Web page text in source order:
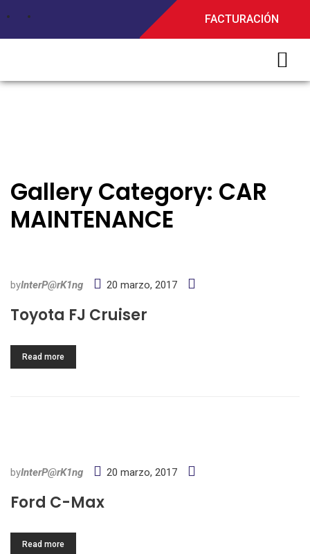
FACTURACIÓN
Gallery Category: CAR
MAINTENANCE
byInterP@rK1ng 20 marzo, 2017
Toyota FJ Cruiser
Read more
byInterP@rK1ng 20 marzo, 2017
Ford C-Max
Read more